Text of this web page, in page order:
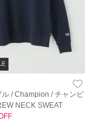
ル / Champion / チャンピ
NECK SWEAT